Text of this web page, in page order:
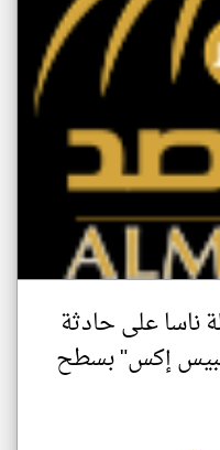
ناسا على حادثة
إكس" بسطح